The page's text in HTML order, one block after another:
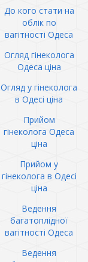
До кого стати на
облік по
вагітності Одеса
Огляд гінеколога
Одеса ціна
Огляд у гінеколога
в Одесі ціна
Прийом
гінеколога Одеса
ціна
Прийом у
гінеколога в Одесі
ціна
Ведення
багатоплідної
вагітності Одеса
Ведення